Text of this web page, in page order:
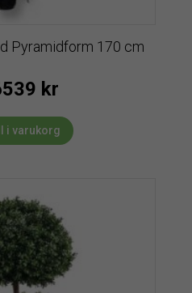
Pyramidform 170 cm
kr
i varukorg